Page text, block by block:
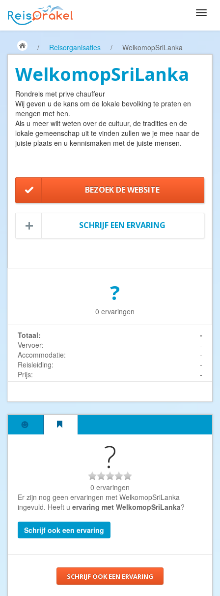
/ Reisorganisaties / WelkomopSriLanka
WelkomopSriLanka
Rondreis met prive chauffeur
Wij geven u de kans om de lokale bevolking te praten en
mengen met hen.
Als u meer wilt weten over de cultuur, de tradities en de
lokale gemeenschap uit te vinden zullen we je mee naar de
juiste plaats en u kennismaken met de juiste mensen.
BEZOEK DE WEBSITE
SCHRIJF EEN ERVARING
?
0 ervaringen
Totaal:
-
Vervoer:
-
Accommodatie:
-
Reisleiding:
-
Prijs:
-
?
0 ervaringen
Er zijn nog geen ervaringen met WelkomopSriLanka
ingevuld. Heeft u ervaring met WelkomopSriLanka?
Schrijf ook een ervaring
SCHRIJF OOK EEN ERVARING